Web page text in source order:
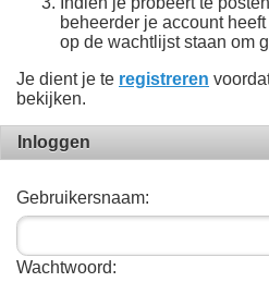
beheerder je account
op de wachtlijst staan om
Je dient je te registreren
bekijken.
Inloggen
Gebruikersnaam:
Wachtwoord: